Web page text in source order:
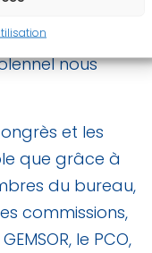
parallèle des
nous
et les
que grâce à
du bureau,
commissions,
le PCO,